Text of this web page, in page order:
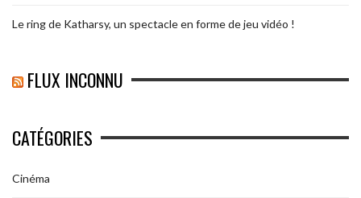
Le ring de Katharsy, un spectacle en forme de jeu vidéo !
FLUX INCONNU
CATÉGORIES
Cinéma